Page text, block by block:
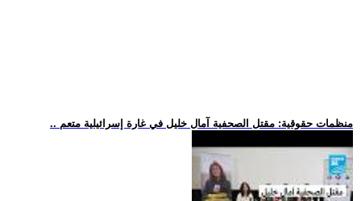
.. منظمات حقوقية: مقتل الصحفية آمال خليل في غارة إسرائيلية متعم